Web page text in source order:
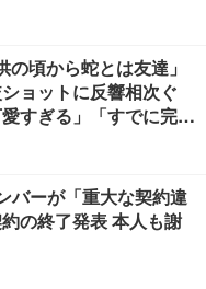
頃から蛇とは友達」
ョットに反響相次ぐ
すぎる」「すでに完成
バーが「重大な契約違
の終了発表 本人も謝